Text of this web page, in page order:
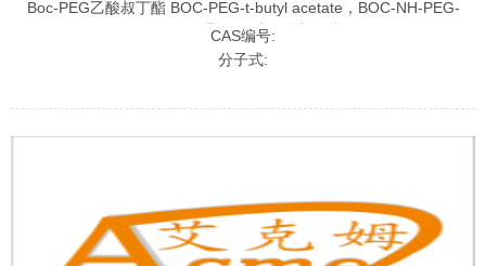
Boc-PEG乙酸叔丁酯 BOC-PEG-t-butyl acetate，BOC-NH-PEG-
Tert,Boc-聚乙二醇乙酸叔丁酯
CAS编号:
分子式: